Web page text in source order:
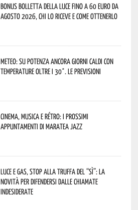
Bonus bolletta della luce fino a 60 euro da
agosto 2026, chi lo riceve e come ottenerlo
Meteo: su Potenza ancora giorni caldi con
temperature oltre i 30°. Le previsioni
Cinema, musica e rétro: i prossimi
appuntamenti di Maratea Jazz
Luce e gas, stop alla truffa del “Sì”: la
novità per difendersi dalle chiamate
indesiderate